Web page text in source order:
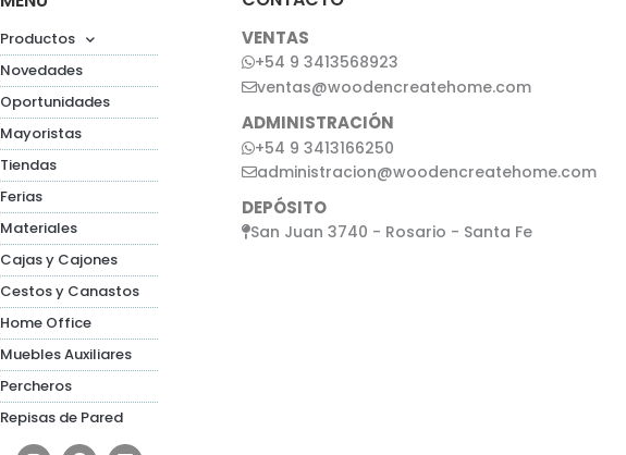
Productos
Novedades
Oportunidades
Mayoristas
Tiendas
Ferias
Materiales
Cajas y Cajones
Cestos y Canastos
Home Office
Muebles Auxiliares
Percheros
Repisas de Pared
VENTAS
+54 9 3413568923
ventas@woodencreatehome.com
ADMINISTRACIÓN
+54 9 3413166250
administracion@woodencreatehome.com
DEPÓSITO
San Juan 3740 - Rosario - Santa Fe